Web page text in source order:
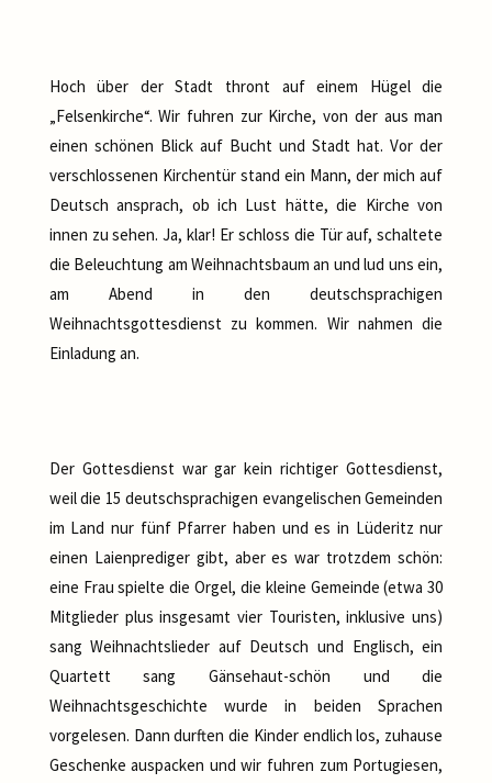
Hoch über der Stadt thront auf einem Hügel die
„Felsenkirche“. Wir fuhren zur Kirche, von der aus man
einen schönen Blick auf Bucht und Stadt hat. Vor der
verschlossenen Kirchentür stand ein Mann, der mich auf
Deutsch ansprach, ob ich Lust hätte, die Kirche von
innen zu sehen. Ja, klar! Er schloss die Tür auf, schaltete
die Beleuchtung am Weihnachtsbaum an und lud uns ein,
am Abend in den deutschsprachigen
Weihnachtsgottesdienst zu kommen. Wir nahmen die
Einladung an.
Der Gottesdienst war gar kein richtiger Gottesdienst,
weil die 15 deutschsprachigen evangelischen Gemeinden
im Land nur fünf Pfarrer haben und es in Lüderitz nur
einen Laienprediger gibt, aber es war trotzdem schön:
eine Frau spielte die Orgel, die kleine Gemeinde (etwa 30
Mitglieder plus insgesamt vier Touristen, inklusive uns)
sang Weihnachtslieder auf Deutsch und Englisch, ein
Quartett sang Gänsehaut-schön und die
Weihnachtsgeschichte wurde in beiden Sprachen
vorgelesen. Dann durften die Kinder endlich los, zuhause
Geschenke auspacken und wir fuhren zum Portugiesen,